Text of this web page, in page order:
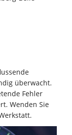
überwacht.
Fehler
Wenden Sie